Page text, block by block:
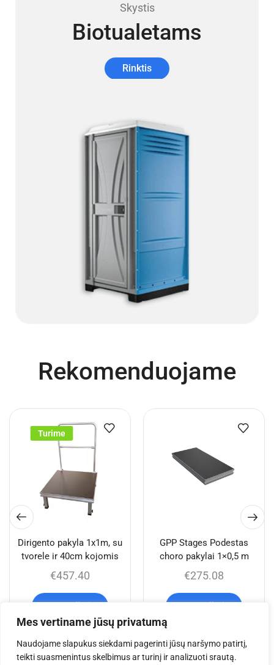
Mes vertiname jūsų privatumą
Naudojame slapukus siekdami pagerinti jūsų naršymo patirtį,
teikti suasmenintus skelbimus ar turinį ir analizuoti srautą.
Skystis
Biotualetams
Rinktis
Rekomenduojame
Turime
Dirigento pakyla 1x1m, su
tvorele ir 40cm kojomis
€457.40
GPP Stages Podestas
choro pakylai 1×0,5 m
€275.08